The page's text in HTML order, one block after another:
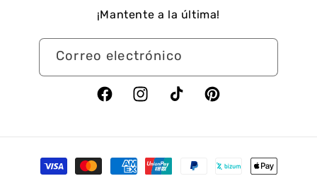
¡Mantente a la última!
Correo electrónico
FacebookInstagramTikTok Pinterest
Formas